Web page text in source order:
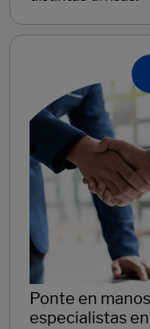
Ponte en
especialistas